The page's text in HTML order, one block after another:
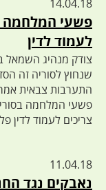
14.04.18
פשעי המלחמה
לעמוד לדין
צודק מנהיג השמאל
שנחוץ לסוריה זה
התערבות צבאית
פשעי המלחמה
צריכים לעמוד לדין
11.04.18
נאבקים נגד